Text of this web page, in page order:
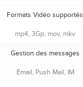
Formats Vidéo supportés
mp4, 3Gp, mov, mkv
Gestion des messages
Email, Push Mail, IM